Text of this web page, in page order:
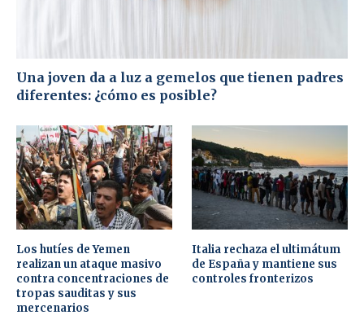
Una joven da a luz a gemelos que tienen padres
diferentes: ¿cómo es posible?
Los hutíes de Yemen
realizan un ataque masivo
contra concentraciones de
tropas sauditas y sus
mercenarios
Italia rechaza el ultimátum
de España y mantiene sus
controles fronterizos